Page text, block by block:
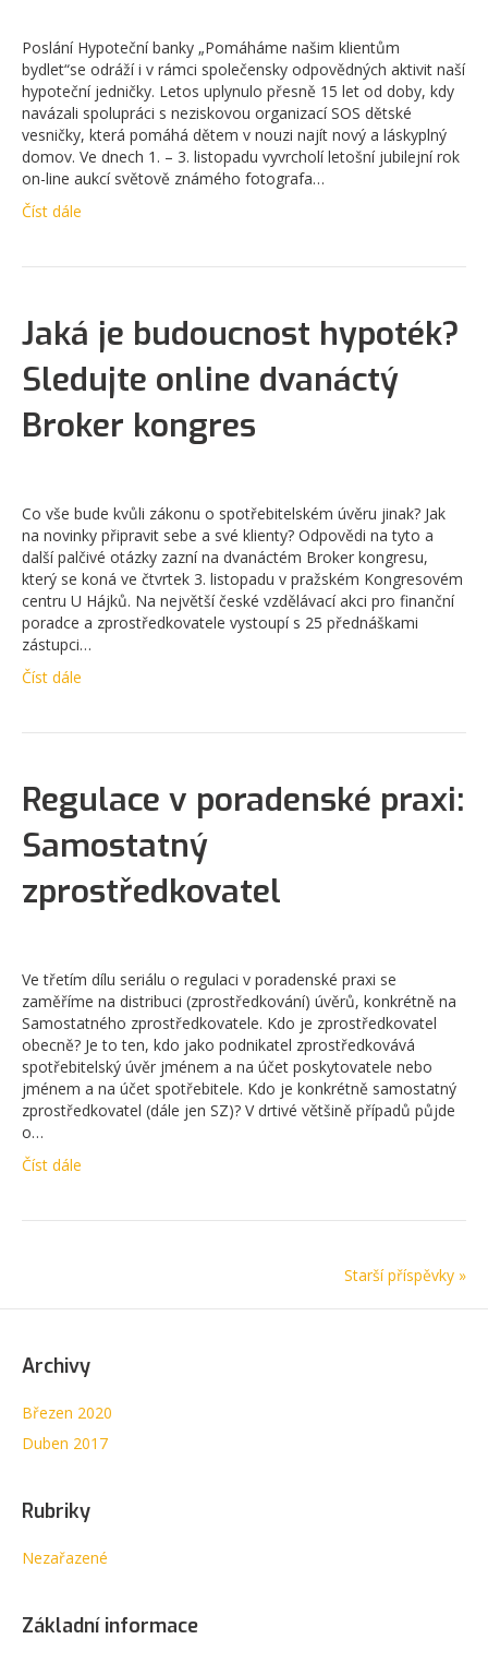
Poslání Hypoteční banky „Pomáháme našim klientům
bydlet“se odráží i v rámci společensky odpovědných aktivit naší
hypoteční jedničky. Letos uplynulo přesně 15 let od doby, kdy
navázali spolupráci s neziskovou organizací SOS dětské
vesničky, která pomáhá dětem v nouzi najít nový a láskyplný
domov. Ve dnech 1. – 3. listopadu vyvrcholí letošní jubilejní rok
on-line aukcí světově známého fotografa…
Číst dále
Jaká je budoucnost hypoték?
Sledujte online dvanáctý
Broker kongres
Co vše bude kvůli zákonu o spotřebitelském úvěru jinak? Jak
na novinky připravit sebe a své klienty? Odpovědi na tyto a
další palčivé otázky zazní na dvanáctém Broker kongresu,
který se koná ve čtvrtek 3. listopadu v pražském Kongresovém
centru U Hájků. Na největší české vzdělávací akci pro finanční
poradce a zprostředkovatele vystoupí s 25 přednáškami
zástupci…
Číst dále
Regulace v poradenské praxi:
Samostatný
zprostředkovatel
Ve třetím dílu seriálu o regulaci v poradenské praxi se
zaměříme na distribuci (zprostředkování) úvěrů, konkrétně na
Samostatného zprostředkovatele. Kdo je zprostředkovatel
obecně? Je to ten, kdo jako podnikatel zprostředkovává
spotřebitelský úvěr jménem a na účet poskytovatele nebo
jménem a na účet spotřebitele. Kdo je konkrétně samostatný
zprostředkovatel (dále jen SZ)? V drtivé většině případů půjde
o…
Číst dále
Starší příspěvky »
Archivy
Březen 2020
Duben 2017
Rubriky
Nezařazené
Základní informace